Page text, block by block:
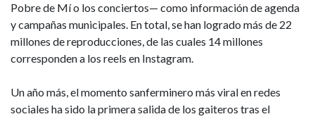
Pobre de Mí o los conciertos— como información de agenda
y campañas municipales. En total, se han logrado más de 22
millones de reproducciones, de las cuales 14 millones
corresponden a los reels en Instagram.
Un año más, el momento sanferminero más viral en redes
sociales ha sido la primera salida de los gaiteros tras el